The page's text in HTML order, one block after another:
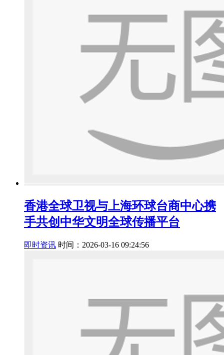
香港全球卫视与上海环球台商中心携
手共创中华文明全球传播平台
即时资讯 时间：2026-03-16 09:24:56